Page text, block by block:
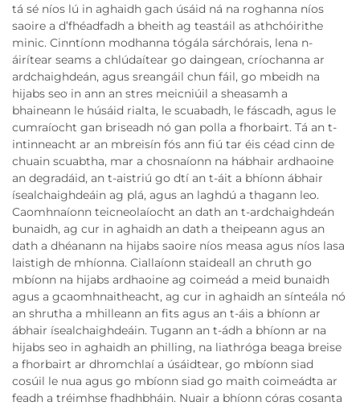
tá sé níos lú in aghaidh gach úsáid ná na roghanna níos
saoire a d’fhéadfadh a bheith ag teastáil as athchóirithe
minic. Cinntíonn modhanna tógála sárchórais, lena n-
áirítear seams a chlúdaítear go daingean, críochanna ar
ardchaighdeán, agus sreangáil chun fáil, go mbeidh na
hijabs seo in ann an stres meicniúil a sheasamh a
bhaineann le húsáid rialta, le scuabadh, le fáscadh, agus le
cumraíocht gan briseadh nó gan polla a fhorbairt. Tá an t-
intinneacht ar an mbreisín fós ann fiú tar éis céad cinn de
chuain scuabtha, mar a chosnaíonn na hábhair ardhaoine
an degradáid, an t-aistriú go dtí an t-áit a bhíonn ábhair
ísealchaighdeáin ag plá, agus an laghdú a thagann leo.
Caomhnaíonn teicneolaíocht an dath an t-ardchaighdeán
bunaidh, ag cur in aghaidh an dath a theipeann agus an
dath a dhéanann na hijabs saoire níos measa agus níos lasa
laistigh de mhíonna. Ciallaíonn staideall an chruth go
mbíonn na hijabs ardhaoine ag coimeád a meid bunaidh
agus a gcaomhnaitheacht, ag cur in aghaidh an sínteála nó
an shrutha a mhilleann an fits agus an t-áis a bhíonn ar
ábhair ísealchaighdeáin. Tugann an t-ádh a bhíonn ar na
hijabs seo in aghaidh an philling, na liathróga beaga breise
a fhorbairt ar dhromchlaí a úsáidtear, go mbíonn siad
cosúil le nua agus go mbíonn siad go maith coimeádta ar
feadh a tréimhse fhadhbháin. Nuair a bhíonn córas cosanta